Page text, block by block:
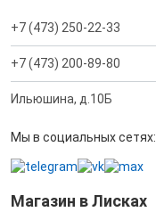
+7 (473) 250-22-33
+7 (473) 200-89-80
Ильюшина, д.10Б
Мы в социальных сетях:
Магазин в Лисках